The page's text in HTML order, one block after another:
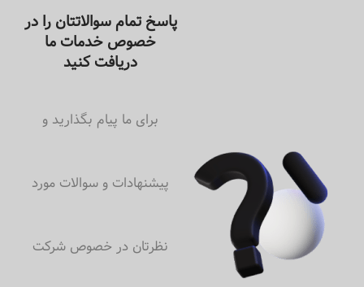
پاسخ تمام سوالاتتان را در
خصوص خدمات ما
دریافت کنید
برای ما پیام بگذارید و
پیشنهادات و سوالات مورد
نظرتان در خصوص شرکت